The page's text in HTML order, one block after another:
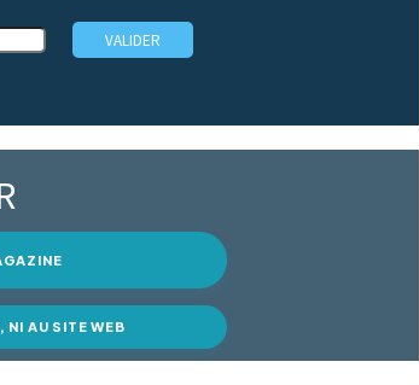
NI AU SITE WEB